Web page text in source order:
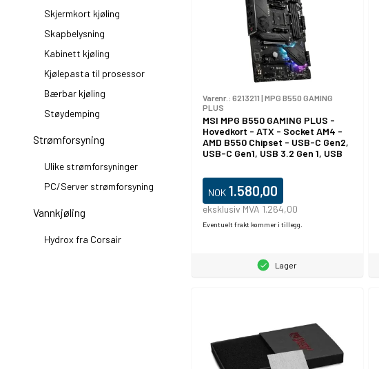
Skjermkort kjøling
Skapbelysning
Kabinett kjøling
Kjølepasta til prosessor
Bærbar kjøling
Støydemping
Strømforsyning
Ulike strømforsyninger
PC/Server strømforsyning
Vannkjøling
Hydrox fra Corsair
Varenr.: 6213211 | MPG B550 GAMING
PLUS
MSI MPG B550 GAMING PLUS -
Hovedkort - ATX - Socket AM4 -
AMD B550 Chipset - USB-C Gen2,
USB-C Gen1, USB 3.2 Gen 1, USB
grafikk (CPU kreves) - HD-lyd (8-
kanalers)
NOK 1.580,00
eksklusiv MVA 1.264,00
Eventuelt frakt kommer i tillegg.
Lager